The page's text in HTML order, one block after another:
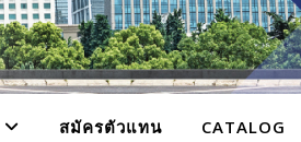
สมัครตัวแทน CATALOG